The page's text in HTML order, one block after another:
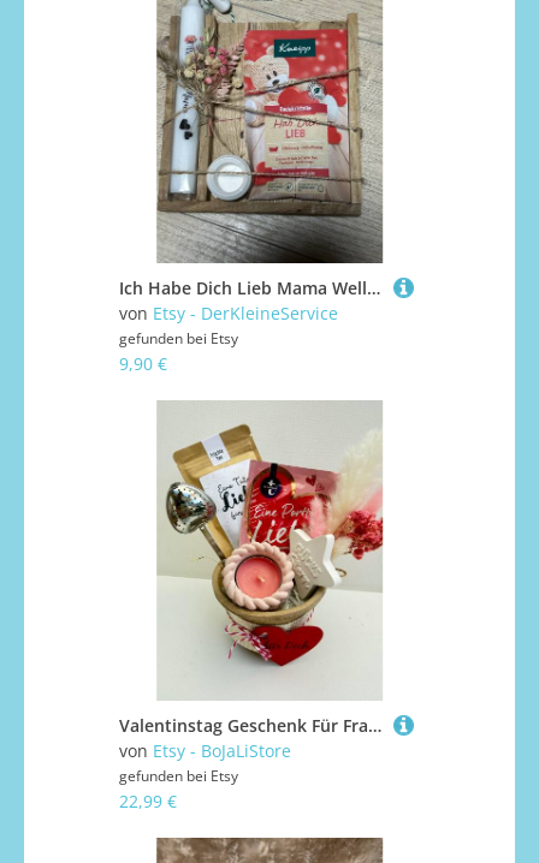
Ich Habe Dich Lieb Mama Wellness-Set, Me-Time, Muttertag, Badezusatz, Kleine Auszeit, Kerzenset, Geschenk, Kleinigkeit, Mum
von Etsy - DerKleineService
gefunden bei Etsy
9,90 €
Valentinstag Geschenk Für Frauen - Wohlfühl Set Mit Tee, Badezusatz & Kerze | Selfcare Geschenk, Kleine Aufmerksamkeit
von Etsy - BoJaLiStore
gefunden bei Etsy
22,99 €